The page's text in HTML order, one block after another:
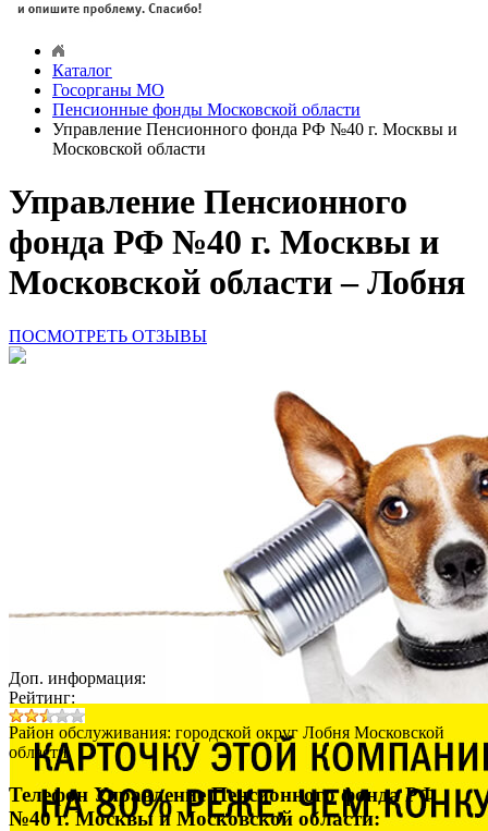
Каталог
Госорганы МО
Пенсионные фонды Московской области
Управление Пенсионного фонда РФ №40 г. Москвы и
Московской области
Управление Пенсионного
фонда РФ №40 г. Москвы и
Московской области – Лобня
ПОСМОТРЕТЬ ОТЗЫВЫ
Доп. информация:
Рейтинг:
Район обслуживания: городской округ Лобня Московской
области.
Телефон Управление Пенсионного фонда РФ
№40 г. Москвы и Московской области: